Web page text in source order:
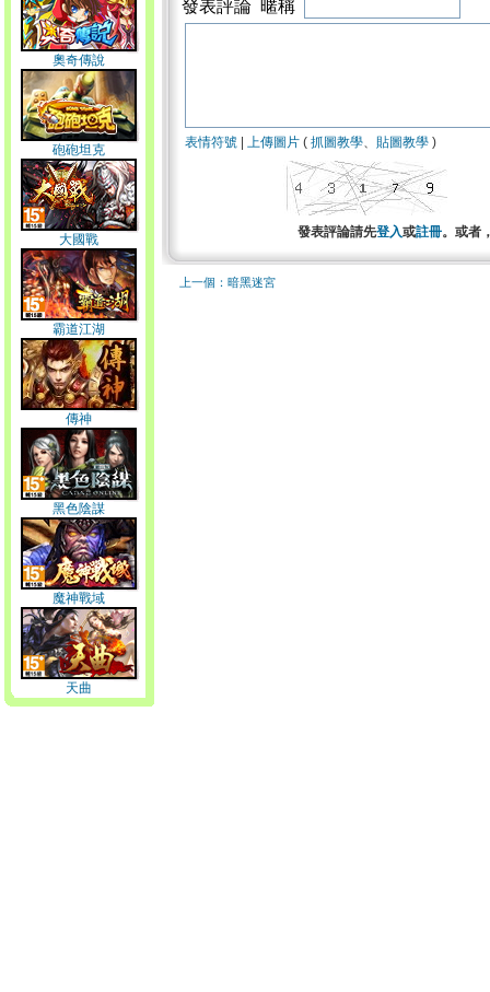
奧奇傳說
砲砲坦克
大國戰
霸道江湖
傳神
黑色陰謀
魔神戰域
天曲
發表評論 暱稱
表情符號 上傳圖片 ( 抓圖教學、 貼圖教學 )
發表評論請先登入或註冊。或者
上一個：暗黑迷宮